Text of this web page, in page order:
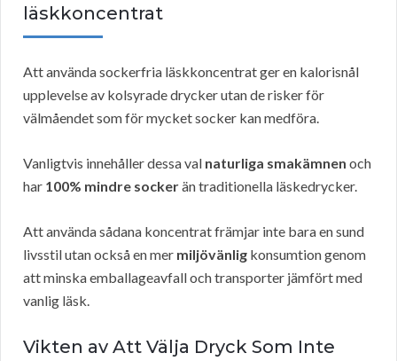
läskkoncentrat
Att använda sockerfria läskkoncentrat ger en kalorisnål
upplevelse av kolsyrade drycker utan de risker för
välmåendet som för mycket socker kan medföra.
Vanligtvis innehåller dessa val naturliga smakämnen och
har 100% mindre sockerän traditionella läskedrycker.
Att använda sådana koncentrat främjar inte bara en sund
livsstil utan också en mer miljövänlig konsumtion genom
att minska emballageavfall och transporter jämfört med
vanlig läsk.
Vikten av Att Välja Dryck Som Inte